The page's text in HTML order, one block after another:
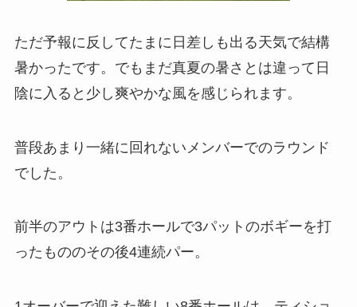
ただ予報に反してたまに日差しも出る天気で結構
暑かったです。でもまだ真夏の暑さとは違って日
陰に入ると少し爽やかな風を感じられます。
普段あまり一緒に回れないメンバーでのラウンド
でした。
前半のアウトは3番ホールで3パットのボギーを打
ったもののその後4連続パー。